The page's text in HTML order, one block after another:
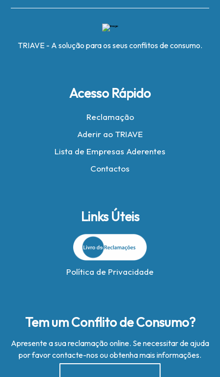
TRIAVE - A solução para os seus conflitos de consumo.
Acesso Rápido
Reclamação
Aderir ao TRIAVE
Lista de Empresas Aderentes
Contactos
Links Úteis
Política de Privacidade
Tem um Conflito de Consumo?
Apresente a sua reclamação online. Se necessitar de ajuda
por favor contacte-nos ou obtenha mais informações.